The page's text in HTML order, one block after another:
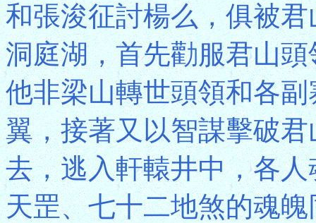
和張浚征討楊么，俱被
洞庭湖，首先勸服君山
他非梁山轉世頭領和各
翼，接著又以智謀擊破
去，逃入軒轅井中，各
天罡、七十二地煞的魂